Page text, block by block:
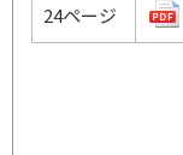
24ページ